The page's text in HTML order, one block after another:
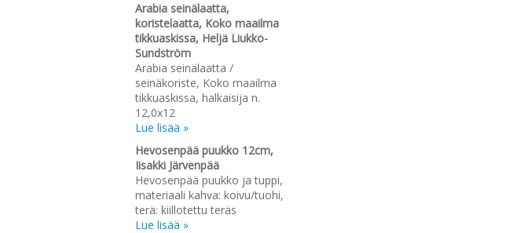
Arabia seinälaatta,
koristelaatta, Koko maailma
tikkuaskissa, Heljä Liukko-
Sundström
Arabia seinälaatta /
seinäkoriste, Koko maailma
tikkuaskissa, halkaisija n.
12,0x12
Lue lisää »
Hevosenpää puukko 12cm,
Iisakki Järvenpää
Hevosenpää puukko ja tuppi,
materiaali kahva: koivu/tuohi,
terä: kiillotettu teräs
Lue lisää »